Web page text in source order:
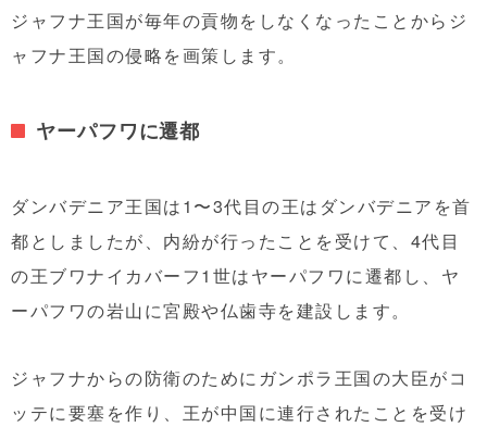
ジャフナ王国が毎年の貢物をしなくなったことからジ
ャフナ王国の侵略を画策します。
ヤーパフワに遷都
ダンバデニア王国は1〜3代目の王はダンバデニアを首
都としましたが、内紛が行ったことを受けて、4代目
の王ブワナイカバーフ1世はヤーパフワに遷都し、ヤ
ーパフワの岩山に宮殿や仏歯寺を建設します。
ジャフナからの防衛のためにガンポラ王国の大臣がコ
ッテに要塞を作り、王が中国に連行されたことを受け